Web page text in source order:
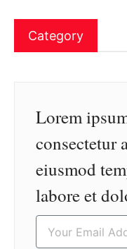
Category
Lorem
consectetur
eiusmod
labore et